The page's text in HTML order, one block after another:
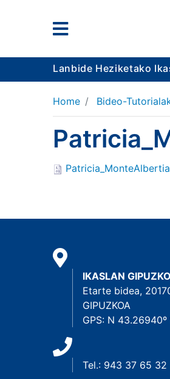
Lanbide Heziketako
Home Bideo-
IKASLAN
Etarte bidea,
GIPUZKOA
GPS: N
Tel.: 943 37 65 32